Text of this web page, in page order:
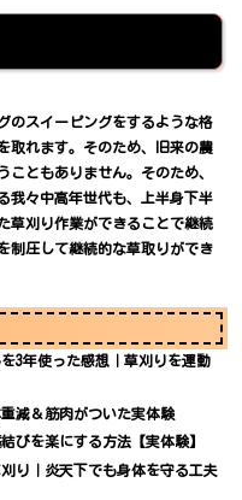
のスイーピングをするような格
取れます。そのため、旧来の農
ともありません。そのため、
我々中高年世代も、上半身下半
草刈り作業ができることで継続
制圧して継続的な草取りができ
3年使った感想｜草刈りを運動
減＆筋肉がついた実体験
びを楽にする方法【実体験】
り｜炎天下でも身体を守る工夫